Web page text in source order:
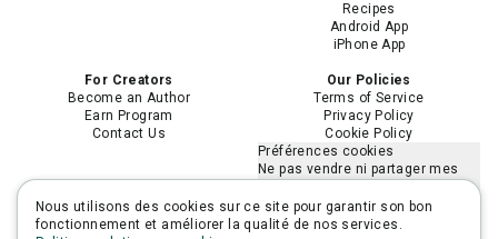
Recipes
Android App
iPhone App
For Creators
Become an Author
Earn Program
Contact Us
Our Policies
Terms of Service
Privacy Policy
Cookie Policy
Préférences cookies
Ne pas vendre ni partager mes
Limiter l'utilisation de mes
informations personnelles
Nous utilisons des cookies sur ce site pour garantir son bon
fonctionnement et améliorer la qualité de nos services.